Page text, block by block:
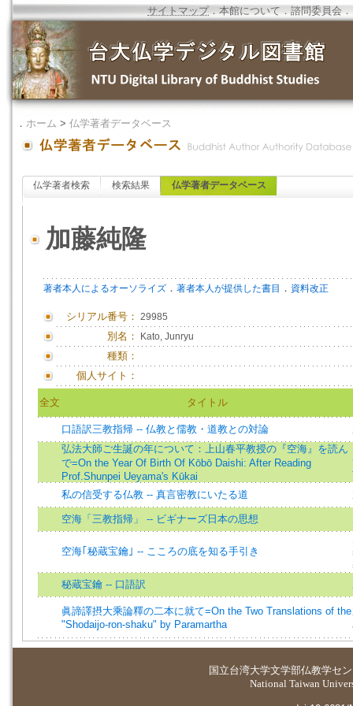
サイトマップ．本館について ．諮問委員会 ．
． ホーム > 仏学著者データベース
仏学著者検索 検索結果 仏学著者データベース
加藤純隆
著者本人によるオーソライズ ． 著者本人が提供した書目 ． 資料改正
シリアル番号： 29985
別名： Kato, Junryu
種類：
個人サイト：
全文 タイトル
口語訳三教指帰 -- 仏教と儒教・道教との対論
弘法大師ご生誕の年について：上山春平教授の『空海』を読ん
で=On the Year Of Birth Of Kōbō Daishi: After Reading
Prof.Shunpei Ueyama's Kūkai
私の信受する仏教 -- 真言密教にいたる道
空海「三教指帰」 -- ビギナーズ日本の思想
空海｢秘蔵宝鑰｣ -- こころの底を知る手引き
秘蔵宝鑰 -- 口語訳
眞諦譯摂大乘論釋の二本に就て=On the Two Translations of the
"Shodaijo-ron-shaku" by Paramartha
国立台湾大学文学部仏教学セ
National Taiwan